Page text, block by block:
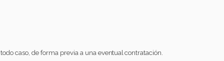
caso, de forma previa a unaeventualcontratación.